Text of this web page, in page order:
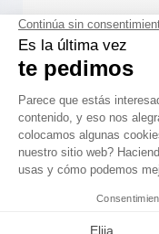
Disponible en varias versiones
Rodamientos de recambio